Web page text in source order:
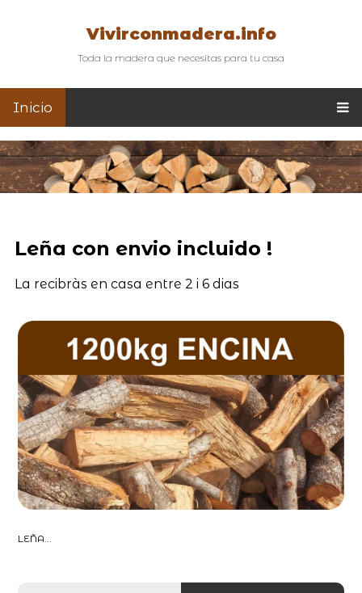
Vivirconmadera.info
Toda la madera que necesitas para tu casa
Inicio
Leña con envio incluido !
La recibràs en casa entre 2 i 6 dias
LEÑA...